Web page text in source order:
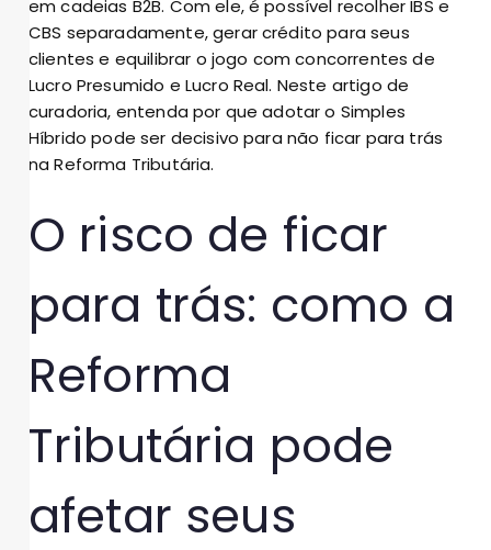
em cadeias B2B. Com ele, é possível recolher IBS e
CBS separadamente, gerar crédito para seus
clientes e equilibrar o jogo com concorrentes de
Lucro Presumido e Lucro Real. Neste artigo de
curadoria, entenda por que adotar o Simples
Híbrido pode ser decisivo para não ficar para trás
na Reforma Tributária.
O risco de ficar
para trás: como a
Reforma
Tributária pode
afetar seus